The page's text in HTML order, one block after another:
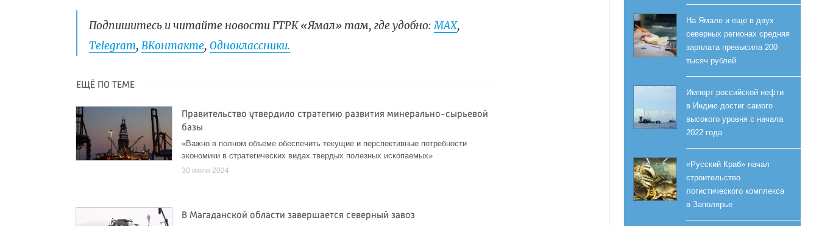
Подпишитесь и читайте новости ГТРК «Ямал» там, где удобно:МАХ,
Telegram,ВКонтакте,Одноклассники.
ЕЩЁ ПО ТЕМЕ
Правительство утвердило стратегию развития минерально-сырьевой
базы
«Важно в полном объеме обеспечить текущие и перспективные потребности
экономики в стратегических видах твердых полезных ископаемых»
30 июля 2024
В Магаданской области завершается северный завоз
На Ямале и еще в двух
северных регионах средняя
зарплата превысила 200
тысяч рублей
Импорт российской нефти
в Индию достиг самого
высокого уровня с начала
2022 года
«Русский Краб» начал
строительство
логистического комплекса
в Заполярье